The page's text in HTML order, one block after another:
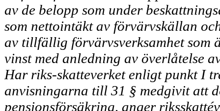
av de belopp som under
som nettointäkt av förvärvskällan
av tillfällig för­värvsverksamhet som
vinst med anledning av över­låtelse
Har riks-skatteverket enligt punkt I
anvisningarna till 31 § medgivit att
pensions­försäkring, anger